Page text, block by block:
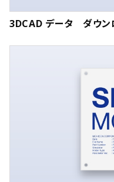
3DCAD データ ダウン